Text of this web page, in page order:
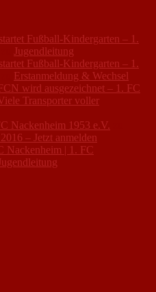
Fußball-Kindergarten – 1.
Jugendleitung
Fußball-Kindergarten – 1.
Erstanmeldung & Wechsel
wird ausgezeichnet – 1. FC
Transporter voller
Nackenheim 1953 e.V.
– Jetzt anmelden
Nackenheim | 1. FC
Jugendleitung